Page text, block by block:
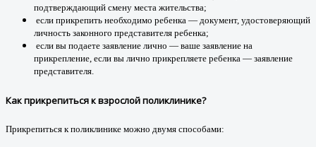
подтверждающий смену места жительства;
если прикрепить необходимо ребенка — документ, удостоверяющий
личность законного представителя ребенка;
если вы подаете заявление лично — ваше заявление на
прикрепление, если вы лично прикрепляете ребенка — заявление
представителя.
Как прикрепиться к взрослой поликлинике?
Прикрепиться к поликлинике можно двумя способами: